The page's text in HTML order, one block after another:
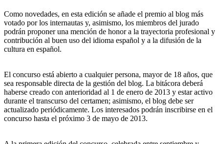
Como novedades, en esta edición se añade el premio al blog más
votado por los internautas y, asimismo, los miembros del jurado
podrán proponer una mención de honor a la trayectoria profesional y
contribución al buen uso del idioma español y a la difusión de la
cultura en español.
El concurso está abierto a cualquier persona, mayor de 18 años, que
sea responsable directa de la gestión del blog. La bitácora deberá
haberse creado con anterioridad al 1 de enero de 2013 y estar activo
durante el transcurso del certamen; asimismo, el blog debe ser
actualizado periódicamente. Los interesados podrán inscribirse en el
concurso hasta el próximo 3 de mayo de 2013.